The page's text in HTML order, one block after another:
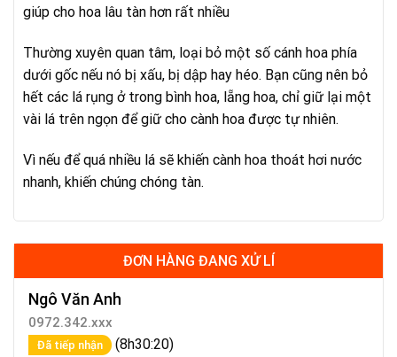
giúp cho hoa lâu tàn hơn rất nhiều
Thường xuyên quan tâm, loại bỏ một số cánh hoa phía
dưới gốc nếu nó bị xấu, bị dập hay héo. Bạn cũng nên bỏ
hết các lá rụng ở trong bình hoa, lẵng hoa, chỉ giữ lại một
vài lá trên ngọn để giữ cho cành hoa được tự nhiên.
Vì nếu để quá nhiều lá sẽ khiến cành hoa thoát hơi nước
nhanh, khiến chúng chóng tàn.
ĐƠN HÀNG ĐANG XỬ LÍ
Ngô Văn Anh
0972.342.xxx
Đã tiếp nhận (8h30:20)